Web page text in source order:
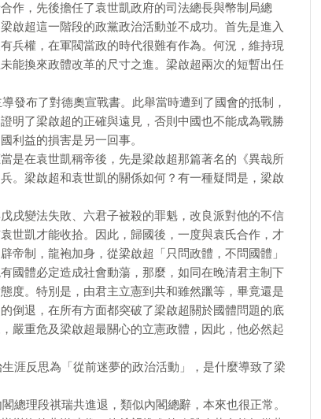
作，先後擔任了袁世凱政府的司法總長與幣制局總
啟超這一階段的政黨政治活動並不成功。首先是進入
兵權，在軍閥當政的時代很難有作為。何況，維持現
能換來政體改革的尺寸之進。梁啟超兩次的短暫出任
發布了對德奧宣戰書。此舉當時遭到了國會的抵制，
明了梁啟超的正確與遠見，否則中國也不能成為戰勝
利益的損害是另一回事。
是在袁世凱稱帝後，先是梁啟超那篇著名的《異哉所
。梁啟超和袁世凱的關係如何？有一種疑問是，梁啟
戌變法失敗、六君子被殺的罪魁，改良派對他的不信
世凱才能收拾。因此，歸國後，一度與袁氏合作，才
帝制，龍袍加身，從梁啟超「只問政體，不問國體」
國體必定造成社會動蕩，那麼，如同在晚清君主制下
度。特別是，由君主立憲到共和雖然躐等，畢竟還是
倒退，在所有方面都突破了梁啟超關於國體問題的底
嚴重危及梁啟超最關心的立憲政體，因此，他必然起
涯反思為「從前迷夢的政治活動」，是什麼導致了梁
總理段祺瑞共進退，類似內閣總辭，本來也很正常。